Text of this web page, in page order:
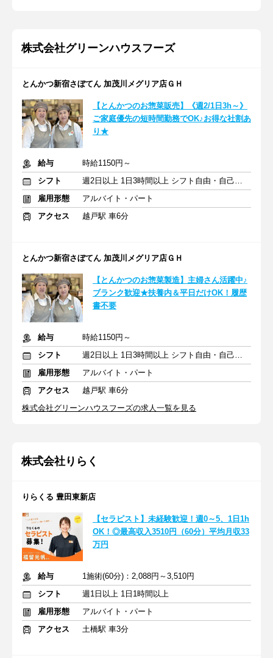
株式会社グリーンハウスフーズ
とんかつ新宿さぼてん 加茂川メグリア店ＧＨ
【とんかつのお惣菜販売】《週2/1日3h～》
ご家庭優先の短時間勤務でOK♪お得な社割あ
り★
給与
時給1150円～
シフト
週2日以上 1日3時間以上 シフト自由・自己申告
雇用形態
アルバイト・パート
アクセス
越戸駅 車6分
とんかつ新宿さぼてん 加茂川メグリア店ＧＨ
【とんかつのお惣菜製造】主婦さん活躍中♪
ブランク歓迎★扶養内＆平日だけOK！履歴
書不要
給与
時給1150円～
シフト
週2日以上 1日3時間以上 シフト自由・自己申告
雇用形態
アルバイト・パート
アクセス
越戸駅 車6分
株式会社グリーンハウスフーズの求人一覧を見る
株式会社りらく
りらくる 豊田東新店
【セラピスト】未経験歓迎！週0～5、1日1h
OK！◎最高収入3510円（60分）平均月収33
万円
給与
1施術(60分)：2,088円～3,510円
シフト
週1日以上 1日1時間以上
雇用形態
アルバイト・パート
アクセス
土橋駅 車3分